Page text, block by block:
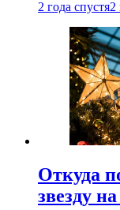
2 года спустя2
Откуда
звезду